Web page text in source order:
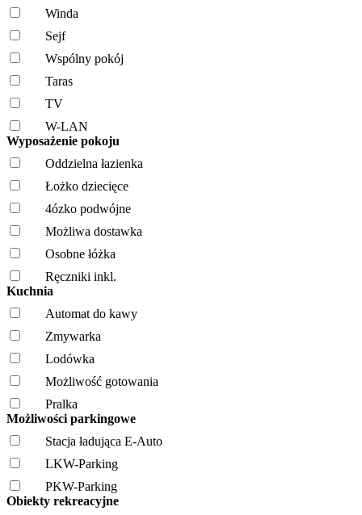
Winda
Sejf
Wspólny pokój
Taras
TV
W-LAN
Wyposażenie pokoju
Oddzielna łazienka
Łożko dziecięce
4ózko podwójne
Możliwa dostawka
Osobne łóżka
Ręczniki inkl.
Kuchnia
Automat do kawy
Zmywarka
Lodówka
Możliwość gotowania
Pralka
Możliwości parkingowe
Stacja ładująca E-Auto
LKW-Parking
PKW-Parking
Obiekty rekreacyjne